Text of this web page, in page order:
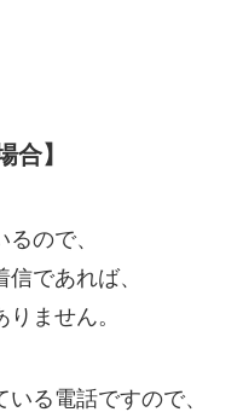
合】
ので、
であれば、
ません。
る電話ですので、